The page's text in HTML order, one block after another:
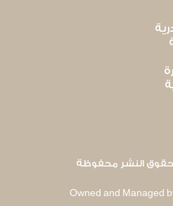
Owned and Managed